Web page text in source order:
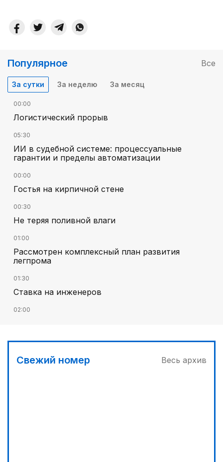
Популярное Все
За сутки За неделю За месяц
00:00
Логистический прорыв
05:30
ИИ в судебной системе: процессуальные
гарантии и пределы автоматизации
00:00
Гостья на кирпичной стене
00:30
Не теряя поливной влаги
01:00
Рассмотрен комплексный план развития
легпрома
01:30
Ставка на инженеров
02:00
02:30
Программа модернизации – в действии
Свежий номер Весь архив